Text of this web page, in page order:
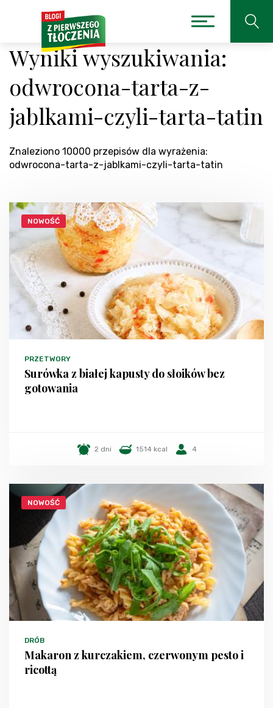
Wyniki wyszukiwania:
odwrocona-tarta-z-
jablkami-czyli-tarta-tatin
Znaleziono 10000 przepisów dla wyrażenia:
odwrocona-tarta-z-jablkami-czyli-tarta-tatin
NOWOŚĆ
PRZETWORY
Surówka z białej kapusty do słoików bez
gotowania
2 dni 1514 kcal 4
NOWOŚĆ
DRÓB
Makaron z kurczakiem, czerwonym pesto i
ricottą